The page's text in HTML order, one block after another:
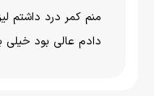
منم کمر درد داشتم
دادم عالی بود خیلی